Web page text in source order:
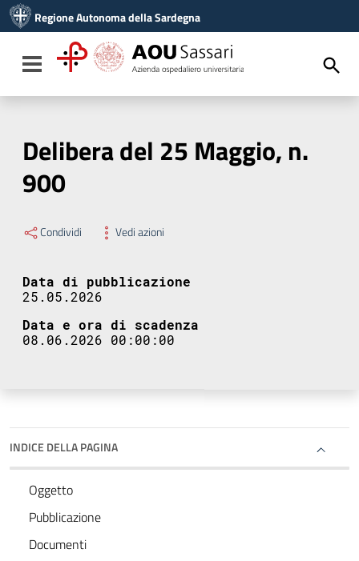
Vai al menu di navigazione
Vai al footer
Regione Autonoma della Sardegna
Toggle navigation
Delibera del 25 Maggio, n.
900
Condividi Vedi azioni
Data di pubblicazione
25.05.2026
Data e ora di scadenza
08.06.2026 00:00:00
INDICE DELLA PAGINA
Oggetto
Pubblicazione
Documenti